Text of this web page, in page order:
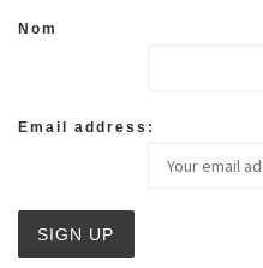
Nom
Email address: